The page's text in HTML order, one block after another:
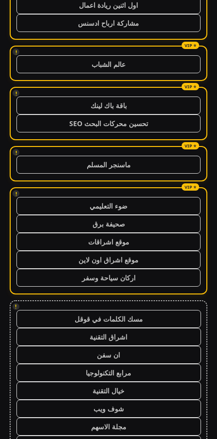
اول اثنين ريادة اعمال
مشاركة ارباح ادسنس
!
عالم الشباب
!
باقة باك لينك
تحسين محركات البحث SEO
!
ماسنجر المسلم
!
ضوء التعليمي
صحيفة برق
موقع اشراقات
موقع اشراق اون لاين
اركان سياحة وسفر
!
مسك الكلمات في قوقل
اشراق التقنية
ان سفن
مرابع التكنولوجيا
خيال التقنية
شوف ويب
مجلة الاسهم